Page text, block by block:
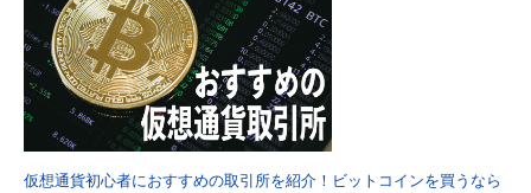
仮想通貨初心者におすすめの取引所を紹介！ビットコインを買うなら